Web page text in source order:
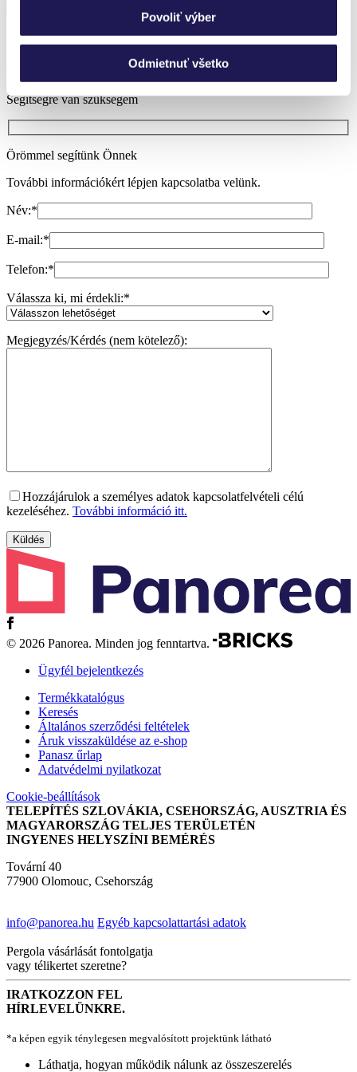
Povoliť výber
Odmietnuť všetko
Nem tud választani?
Szívesen adunk Önnek tanácsot.
Segítségre van szükségem
Örömmel segítünk Önnek
További információkért lépjen kapcsolatba velünk.
Név:*
E-mail:*
Telefon:*
Válassza ki, mi érdekli:*
Megjegyzés/Kérdés (nem kötelező):
Hozzájárulok a személyes adatok kapcsolatfelvételi célú
kezeléséhez. További információ itt.
© 2026 Panorea. Minden jog fenntartva.
Ügyfél bejelentkezés
Termékkatalógus
Keresés
Általános szerződési feltételek
Áruk visszaküldése az e-shop
Panasz űrlap
Adatvédelmi nyilatkozat
Cookie-beállítások
TELEPÍTÉS SZLOVÁKIA, CSEHORSZÁG, AUSZTRIA ÉS
MAGYARORSZÁG TELJES TERÜLETÉN
INGYENES HELYSZÍNI BEMÉRÉS
Tovární 40
77900 Olomouc, Csehország
info@panorea.hu Egyéb kapcsolattartási adatok
Pergola vásárlását fontolgatja
vagy télikertet szeretne?
IRATKOZZON FEL
HÍRLEVELÜNKRE.
*a képen egyik ténylegesen megvalósított projektünk látható
Láthatja, hogyan működik nálunk az összeszerelés